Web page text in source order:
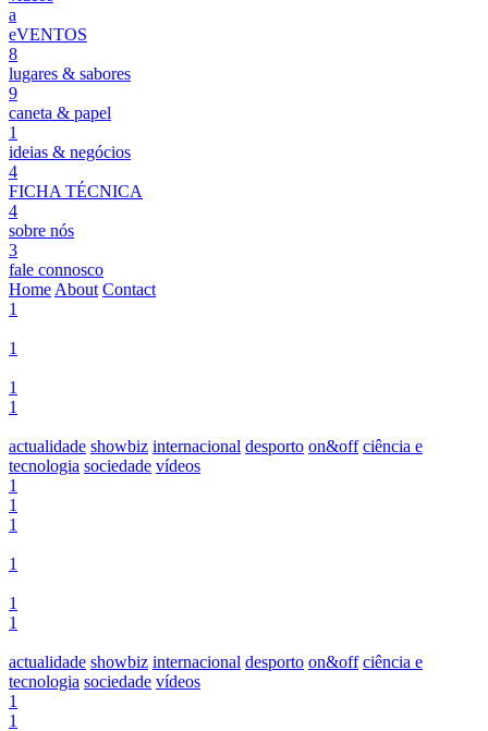
a
eVENTOS
8
lugares & sabores
9
caneta & papel
1
ideias & negócios
4
FICHA TÉCNICA
4
sobre nós
3
fale connosco
Home About Contact
1
1
1
1
actualidade showbiz internacional desporto on&off ciência e
tecnologia sociedade vídeos
1
1
1
1
1
1
actualidade showbiz internacional desporto on&off ciência e
tecnologia sociedade vídeos
1
1